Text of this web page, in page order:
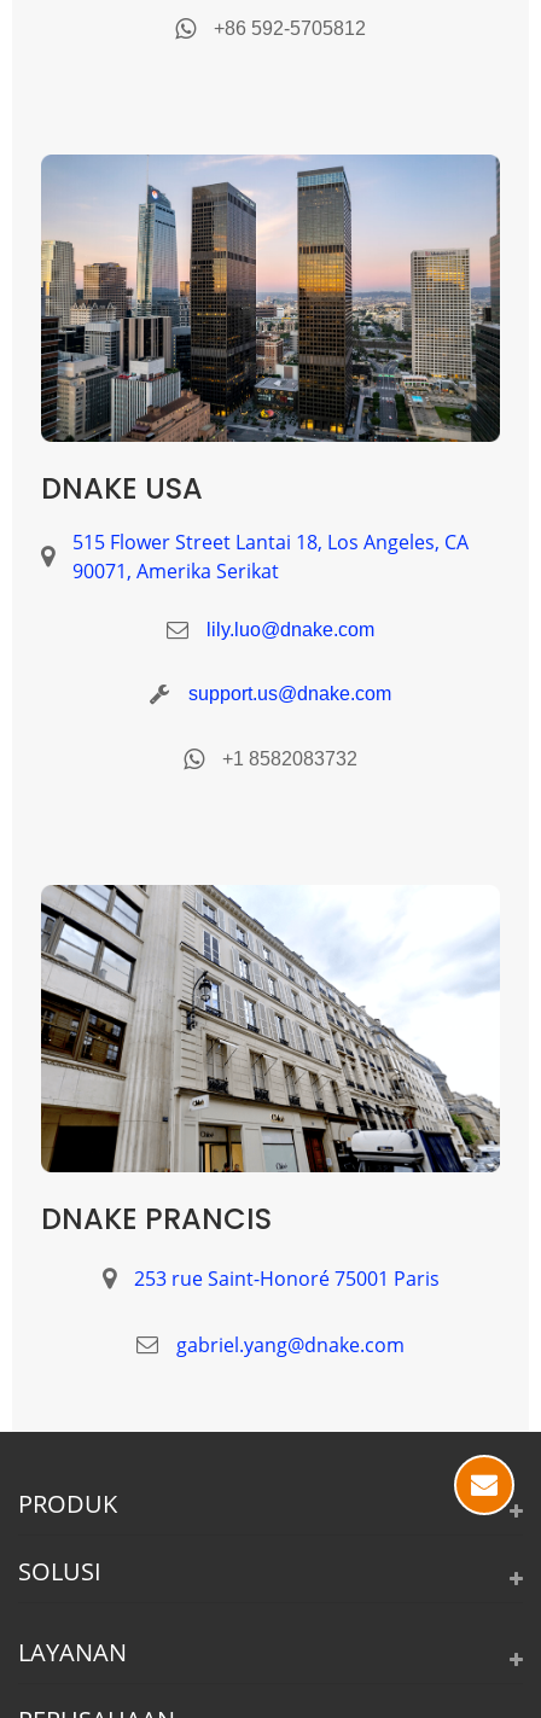
+86 592-5705812
DNAKE USA
515 Flower Street Lantai 18, Los Angeles, CA
90071, Amerika Serikat
lily.luo@dnake.com
support.us@dnake.com
+1 8582083732
DNAKE PRANCIS
253 rue Saint-Honoré 75001 Paris
gabriel.yang@dnake.com
PRODUK
SOLUSI
LAYANAN